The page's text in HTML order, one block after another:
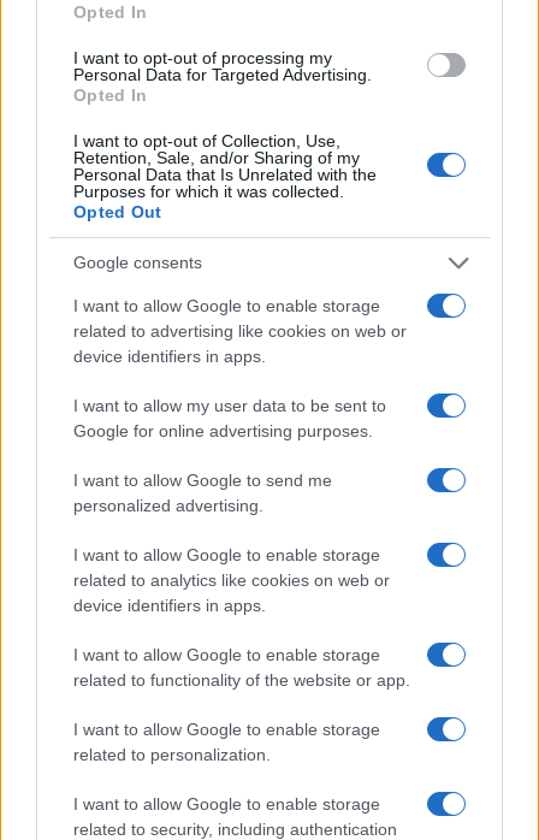
Opted In
I want to opt-out of processing my
Personal Data for Targeted Advertising.
Opted In
I want to opt-out of Collection, Use,
Retention, Sale, and/or Sharing of my
Personal Data that Is Unrelated with the
Purposes for which it was collected.
Opted Out
Google consents
I want to allow Google to enable storage
related to advertising like cookies on web or
device identifiers in apps.
I want to allow my user data to be sent to
Google for online advertising purposes.
I want to allow Google to send me
personalized advertising.
I want to allow Google to enable storage
related to analytics like cookies on web or
device identifiers in apps.
I want to allow Google to enable storage
related to functionality of the website or app.
I want to allow Google to enable storage
related to personalization.
I want to allow Google to enable storage
related to security, including authentication
La Roma piange
storico
massaggiatore
giallorosso
per truffa. Ecco
ARTICOLI CORRELATI
Christmas World a Roma, la Capitale ospiterà il
Alla Galleria Giovanni XXIII arriva l’autovelox. Multe
per chi supera il limite. Dal 30 marzo